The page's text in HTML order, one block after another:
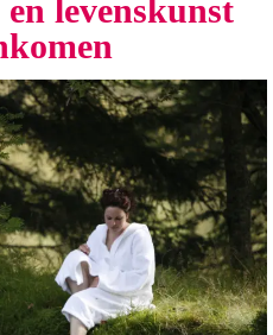
levenskunst